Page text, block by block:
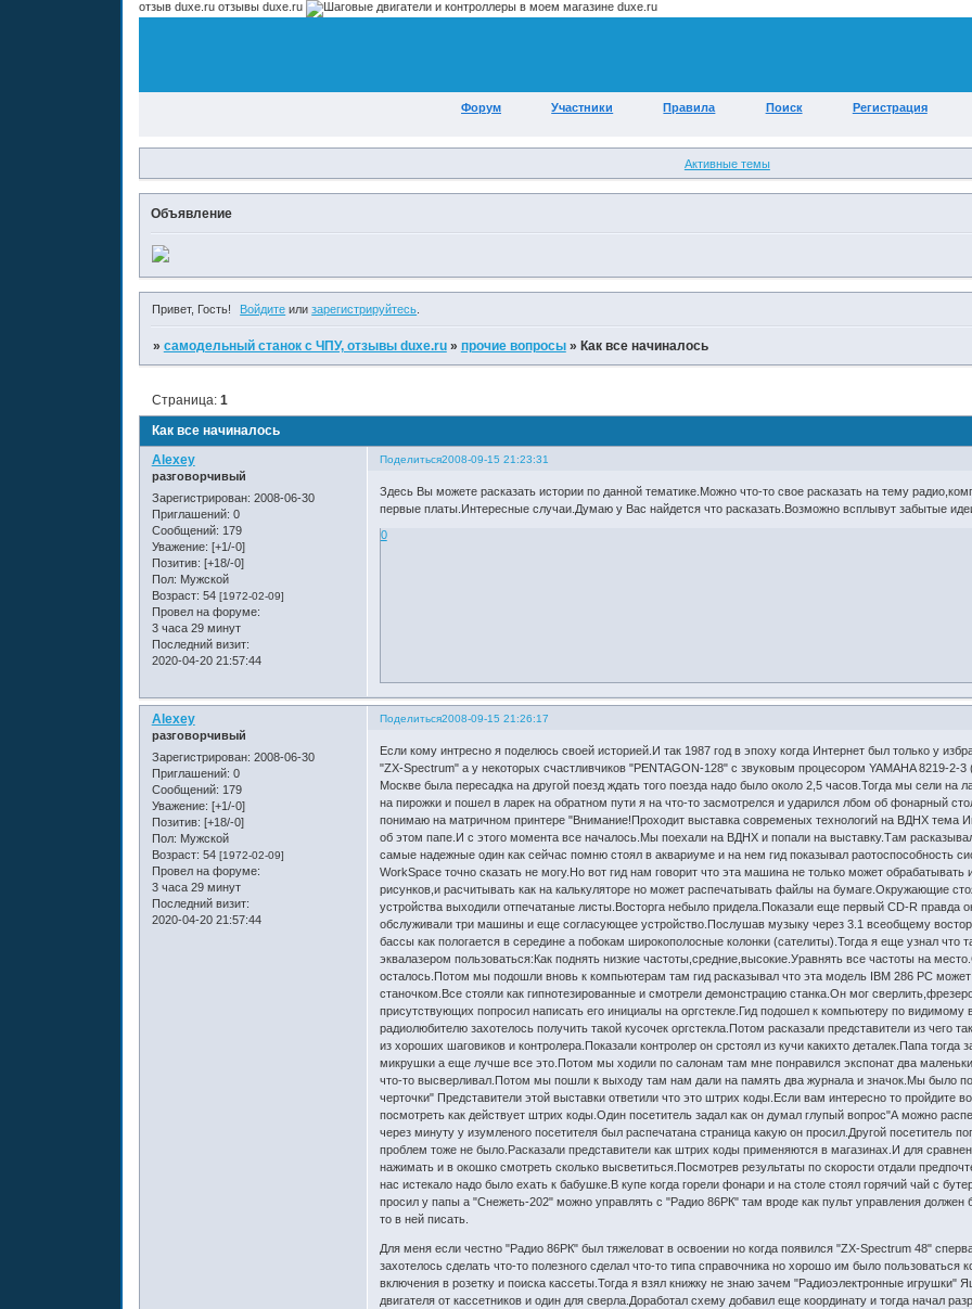
отзыв duxe.ru отзывы duxe.ru
Форум Участники Правила Поиск Регистрация
Активные темы
Объявление
Привет, Гость! Войдите илизарегистрируйтесь
» самодельный станок с ЧПУ, отзывы duxe.ru » прочие вопросы » Как все начиналось
Как все начиналось
Страница: 1
Поделиться2008-09-15 21:23:31
Alexey
разговорчивый
Зарегистрирован: 2008-06-30
Приглашений: 0
Сообщений: 179
Уважение: [+1/-0]
Позитив: [+18/-0]
Пол: Мужской
Возраст: 54 [1972-02-09]
Провел на форуме:
3 часа 29 минут
Последний визит:
2020-04-20 21:57:44
Здесь Вы можете расказать истории по данной тематике.Можно что-то свое расказать на тему
первые платы.Интересные случаи.Думаю у Вас найдется что расказать.Возможно всплывут забытые
0
Поделиться2008-09-15 21:26:17
Alexey
разговорчивый
Зарегистрирован: 2008-06-30
Приглашений: 0
Сообщений: 179
Уважение: [+1/-0]
Позитив: [+18/-0]
Пол: Мужской
Возраст: 54 [1972-02-09]
Провел на форуме:
3 часа 29 минут
Последний визит:
2020-04-20 21:57:44
Если кому интресно я поделюсь своей историей.И так 1987 год в эпоху когда Интернет был только у
"ZX-Spectrum" а у некоторых счастливчиков "PENTAGON-128" с звуковым процесором YAMAHA 8219-
Москве была пересадка на другой поезд ждать того поезда надо было около 2,5 часов.Тогда мы сели на
на пирожки и пошел в ларек на обратном пути я на что-то засмотрелся и ударился лбом об фонарный
понимаю на матричном принтере "Внимание!Проходит выставка современых технологий на ВДНХ
об этом папе.И с этого момента все началось.Мы поехали на ВДНХ и попали на выставку.Там
самые надежные один как сейчас помню стоял в аквариуме и на нем гид показывал раотоспособность
WorkSpace точно сказать не могу.Но вот гид нам говорит что эта машина не только может
рисунков,и расчитывать как на калькуляторе но может распечатывать файлы на бумаге.Окружающие
устройства выходили отпечатаные листы.Восторга небыло придела.Показали еще первый CD-R правда
обслуживали три машины и еще согласующее устройство.Послушав музыку через 3.1 всеобщему
бассы как пологается в середине а побокам широкополосные колонки (сателиты).Тогда я еще узнал что
эквалазером пользоваться:Как поднять низкие частоты,средние,высокие.Уравнять все частоты на
осталось.Потом мы подошли вновь к компьютерам там гид расказывал что эта модель IBM 286 PC
станочком.Все стояли как гипнотезированные и смотрели демонстрацию станка.Он мог
присутствующих попросил написать его инициалы на оргстекле.Гид подошел к компьютеру по
радиолюбителю захотелось получить такой кусочек оргстекла.Потом расказали представители из чего
из хороших шаговиков и контролера.Показали контролер он срстоял из кучи какихто деталек.Папа тогда
микрушки а еще лучше все это.Потом мы ходили по салонам там мне понравился экспонат два
что-то высверливал.Потом мы пошли к выходу там нам дали на память два журнала и значок.Мы было
черточки" Представители этой выставки ответили что это штрих коды.Если вам интересно то пройдите
посмотреть как действует штрих коды.Один посетитель задал как он думал глупый вопрос"А можно
через минуту у изумленого посетителя был распечатана страница какую он просил.Другой посетитель
проблем тоже не было.Расказали представители как штрих коды применяются в магазинах.И для
нажимать и в окошко смотреть сколько высветиться.Посмотрев результаты по скорости отдали
нас истекало надо было ехать к бабушке.В купе когда горели фонари и на столе стоял горячий чай с
просил у папы а "Снежеть-202" можно управлять с "Радио 86РК" там вроде как пульт управления
то в ней писать.
Для меня если честно "Радио 86РК" был тяжеловат в освоении но когда появился "ZX-Spectrum 48"
захотелось сделать что-то полезного сделал что-то типа справочника но хорошо им было пользоваться
включения в розетку и поиска кассеты.Тогда я взял книжку не знаю зачем "Радиоэлектронные игрушки"
двигателя от кассетников и один для сверла.Доработал схему добавил еще координату и тогда начал